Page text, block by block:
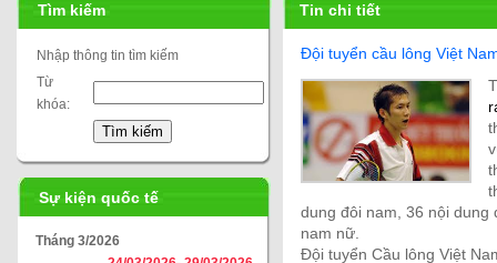
Tìm kiếm
Nhập thông tin tìm kiếm
Từ
khóa:
Sự kiện quốc tế
Tháng 3/2026
Tin chi tiết
Đội tuyển cầu lông Việt
dung đôi nam, 36 nội
nam nữ.
Đội tuyển Cầu lông Việt